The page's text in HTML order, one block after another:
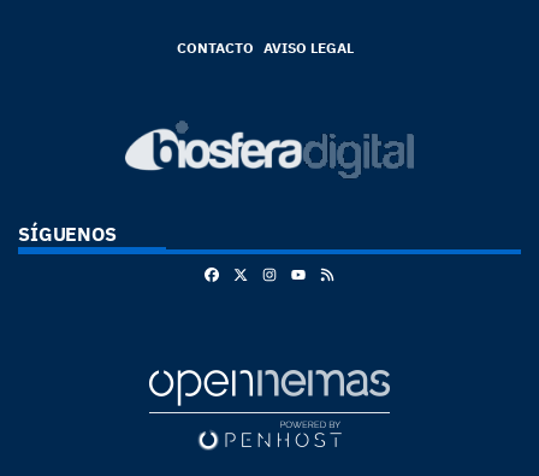
CONTACTO AVISO LEGAL
SÍGUENOS
FacebookInstagram